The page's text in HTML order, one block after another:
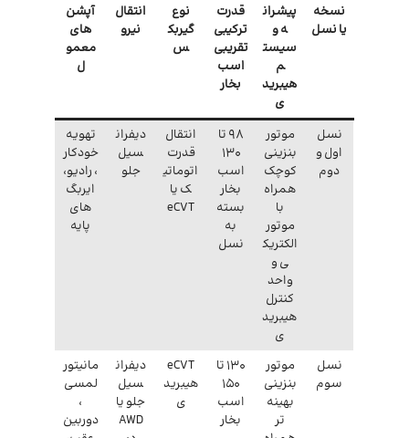
نسخه
یا نسل
پیشران
ه و
سیست
م
هیبرید
ی
قدرت
ترکیبی
تقریبی
اسب
بخار
نوع
گیربک
س
انتقال
نیرو
آپشن
های
معمو
ل
نسل
اول و
دوم
موتور
بنزینی
کوچک
همراه
با
موتور
الکتریک
ی و
واحد
کنترل
هیبرید
ی
۹۸ تا
۱۳۰
اسب
بخار
بسته
به
نسل
انتقال
قدرت
اتوماتی
ک یا
eCVT
دیفران
سیل
جلو
تهویه
خودکار
، رادیو،
ایربگ
های
پایه
نسل
سوم
موتور
بنزینی
بهینه
تر
۱۳۰ تا
۱۵۰
اسب
بخار
eCVT
هیبرید
ی
دیفران
سیل
جلو یا
AWD
مانیتور
لمسی
،
دوربین